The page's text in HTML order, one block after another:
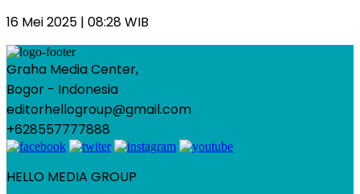
16 Mei 2025 | 08:28 WIB
Graha Media Center,
Bogor - Indonesia
editorhellogroup@gmail.com
+628557777888
HELLO MEDIA GROUP